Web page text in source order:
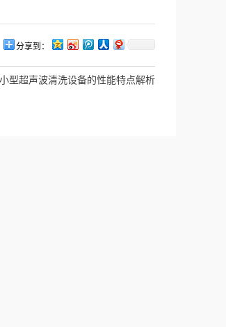
分享到：
小型超声波清洗设备的性能特点解析